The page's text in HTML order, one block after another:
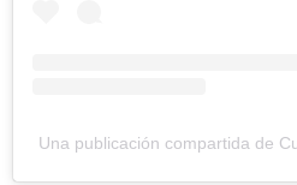
Una publicación compartida de